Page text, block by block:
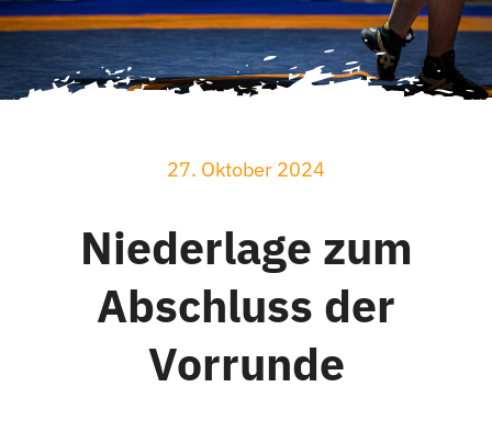
27. Oktober 2024
Niederlage zum
Abschluss der
Vorrunde